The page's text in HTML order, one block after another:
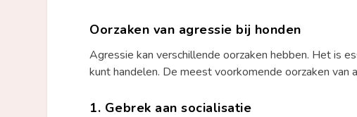
Oorzaken van agressie bij honden
Agressie kan verschillende oorzaken hebben. Het is
kunt handelen. De meest voorkomende oorzaken van
1. Gebrek aan socialisatie